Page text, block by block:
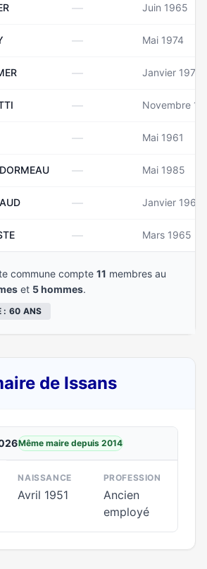
— Juin 1965
— Mai 1974
— Janvier 1970
— Novembre
— Mai 1961
— Mai 1985
— Janvier 1962
— Mars 1965
commune compte 11 membres au
et 5 hommes.
: 60 ANS
de Issans
Même maire depuis 2014
NAISSANCE
Avril 1951
PROFESSION
Ancien
employé